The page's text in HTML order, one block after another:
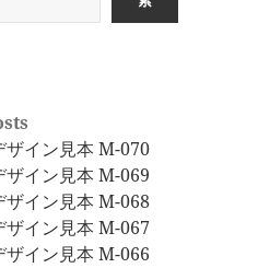
ザイン見本 M-070
ザイン見本 M-069
ザイン見本 M-068
ザイン見本 M-067
ザイン見本 M-066